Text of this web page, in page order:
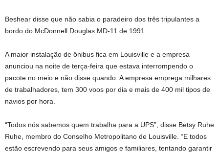
Beshear disse que não sabia o paradeiro dos três tripulantes a
bordo do McDonnell Douglas MD-11 de 1991.
A maior instalação de ônibus fica em Louisville e a empresa
anunciou na noite de terça-feira que estava interrompendo o
pacote no meio e não disse quando. A empresa emprega milhares
de trabalhadores, tem 300 voos por dia e mais de 400 mil tipos de
navios por hora.
“Todos nós sabemos quem trabalha para a UPS”, disse Betsy Ruhe
Ruhe, membro do Conselho Metropolitano de Louisville. “E todos
estão escrevendo para seus amigos e familiares, tentando garantir